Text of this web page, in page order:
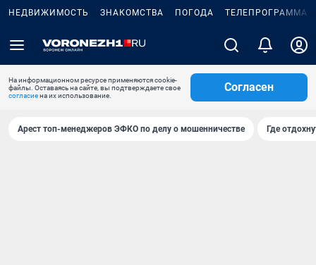
НЕДВИЖИМОСТЬ ЗНАКОМСТВА ПОГОДА ТЕЛЕПРОГРАММА
На информационном ресурсе применяются cookie-
файлы. Оставаясь на сайте, вы подтверждаете свое
согласиена их использование.
Согласен
Арест топ-менеджеров ЭФКО по делу о мошенничестве Где